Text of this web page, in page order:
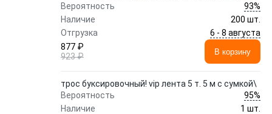
Вероятность
93%
Наличие
200 шт.
Отгрузка
6 - 8 августа
877 ₽
923 ₽
В корзину
трос буксировочный! vip лента 5 т. 5 м с сумкой\
Вероятность
95%
Наличие
1 шт.